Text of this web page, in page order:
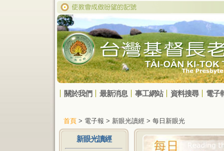
關於我們 最新消息 事工網站 資料搜尋 電子
首頁 > 電子報 > 新眼光讀經 > 每日新眼光
新眼光讀經